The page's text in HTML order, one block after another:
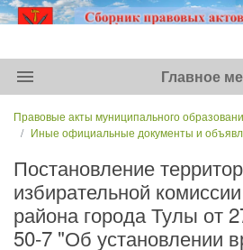
menu Главное
Правовые акты муниципального
Иные официальные документы и
Постановление
избирательной
района города Тулы от
50-7 "Об установлении